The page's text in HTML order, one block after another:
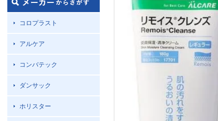
コロプラスト
アルケア
コンバテック
ダンサック
ホリスター